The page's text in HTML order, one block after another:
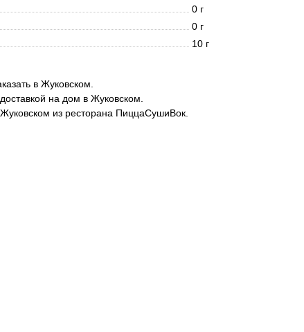
0 г
0 г
10 г
в Жуковском.
на дом в Жуковском.
из ресторана ПиццаСушиВок.